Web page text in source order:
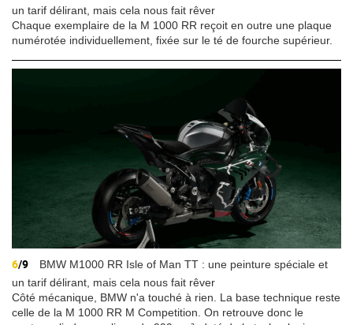
un tarif délirant, mais cela nous fait rêver
Chaque exemplaire de la M 1000 RR reçoit en outre une plaque
numérotée individuellement, fixée sur le té de fourche supérieur.
6/9
BMW M1000 RR Isle of Man TT : une peinture spéciale et
un tarif délirant, mais cela nous fait rêver
Côté mécanique, BMW n'a touché à rien. La base technique reste
celle de la M 1000 RR M Competition. On retrouve donc le